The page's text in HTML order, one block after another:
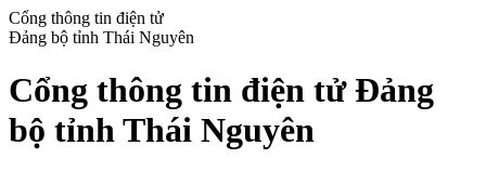
Cổng thông tin điện tử
Đảng bộ tỉnh Thái Nguyên
Cổng thông tin điện tử Đảng
bộ tỉnh Thái Nguyên